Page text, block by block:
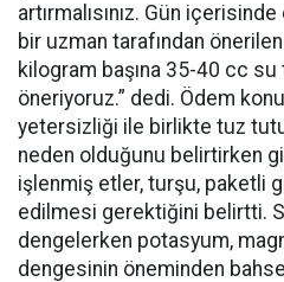
artırmalısınız. Gün
bir uzman tarafından
kilogram başına 35-40 cc
öneriyoruz.” dedi. Ödem
yetersizliği ile birlikte tuz
neden olduğunu belirtirken
işlenmiş etler, turşu, paketli
edilmesi gerektiğini belirtti.
dengelerken potasyum,
dengesinin öneminden